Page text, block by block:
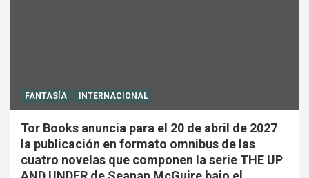
FANTASÍA INTERNACIONAL
Tor Books anuncia para el 20 de abril de 2027
la publicación en formato omnibus de las
cuatro novelas que componen la serie THE UP